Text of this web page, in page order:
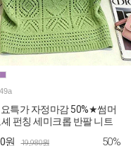
특가 자정마감 50%★썸머
펀칭 세미크롭 반팔 니트
원 19,980원 50%